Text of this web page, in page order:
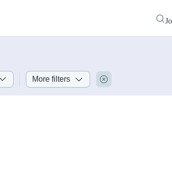
More filters